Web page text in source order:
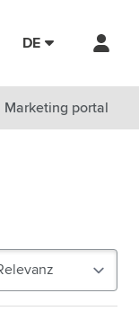
DE
Marketing portal